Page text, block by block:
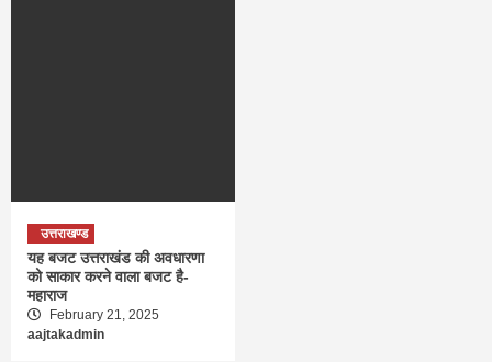
उत्तराखण्ड
यह बजट उत्तराखंड की अवधारणा
को साकार करने वाला बजट है-
महाराज
February 21, 2025
aajtakadmin